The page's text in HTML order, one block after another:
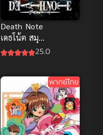
Death Note
เดธโน้ต สมุด
สังหาร พากย์25.0
พากย์ไทย